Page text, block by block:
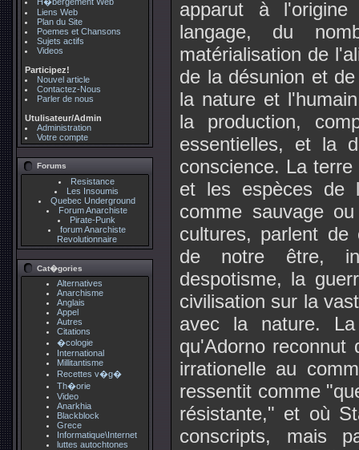
Liens Web
Plan du Site
Poemes et Chansons
Sujets actifs
Videos
Participez!
Nouvel article
Contactez-Nous
Parler de nous
Utulisateur/Admin
Administration
Votre compte
Forums
Resistance
Les Insoumis
Quebec Underground
Forum Anarchiste
Pirate-Punk
forum Anarchiste
Revolutionnaire
Cat�gories
Alternatives
Anarchisme
Anglais
Appel
Autres
Citations
�cologie
International
Millitantisme
Recettes v�g�
Th�orie
Video
Anarkhia
Blackblock
Grece
Informatique\Internet
luttes autochtones
apparut à
langage, du
matérialisation de
de la désunion et
la nature et
la production,
essentielles, et la
conscience. La
et les espèces de
comme sauvage
cultures, parlent de
de notre être,
despotisme, la
civilisation sur la
avec la nature.
qu'Adorno reconnut
irrationelle au
ressentit comme
résistante," et où
conscripts, mais